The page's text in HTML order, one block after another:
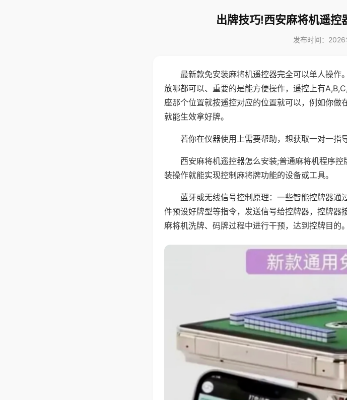
出牌技巧!西安麻将机遥
发布时间：
最新款免安装麻将机遥控器完全可以单人操作
放哪都可以、重要的是能方便操作，遥控上有
座那个位置就按遥控对应的位置就可以，例如你
就能生效拿好牌。
若你在仪器使用上需要帮助，想获取一对一指
西安麻将机遥控器怎么安装;普通麻将机程序
装操作就能实现控制麻将牌功能的设备或工具。
蓝牙或无线信号控制原理：一些智能控牌器
件预设好牌型等指令，发送信号给控牌器，控牌器
麻将机洗牌、码牌过程中进行干预，达到控牌目的。